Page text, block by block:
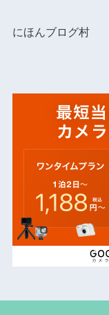
にほんブログ村